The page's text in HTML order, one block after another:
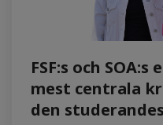
FSF:s och
mest centrala
den